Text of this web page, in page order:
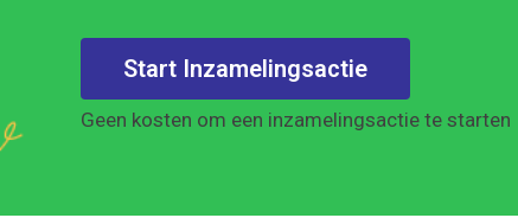
Start Inzamelingsactie
Geen kosten om een inzamelingsactie te starten